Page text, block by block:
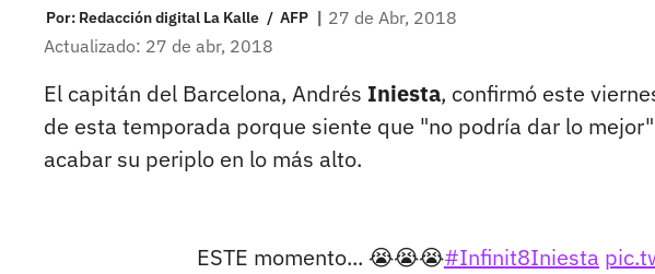
Por: Redacción digital La Kalle / AFP | 27 de Abr, 2018
Actualizado: 27 de abr, 2018
El capitán del Barcelona, Andrés Iniesta, confirmó este
de esta temporada porque siente que "no podría dar lo
acabar su periplo en lo más alto.
ESTE momento... 😭😭😭#Infinit8Iniesta